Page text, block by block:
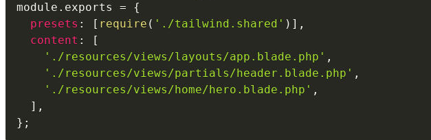
module . exports =
{
presets : [ require ( './tailwind.shared' ) ] ,
content :
[
'./resources/views/layouts/app.blade.php' ,
'./resources/views/partials/header.blade.php' ,
'./resources/views/home/hero.blade.php' ,
] ,
} ;